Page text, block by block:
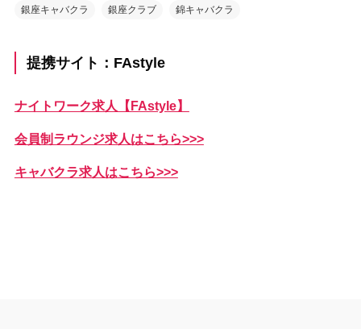
銀座キャバクラ 銀座クラブ 錦キャバクラ
提携サイト：FAstyle
ナイトワーク求人【FAstyle】
会員制ラウンジ求人はこちら>>>
キャバクラ求人はこちら>>>